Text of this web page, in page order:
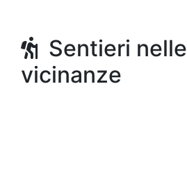
Sentieri nelle
vicinanze